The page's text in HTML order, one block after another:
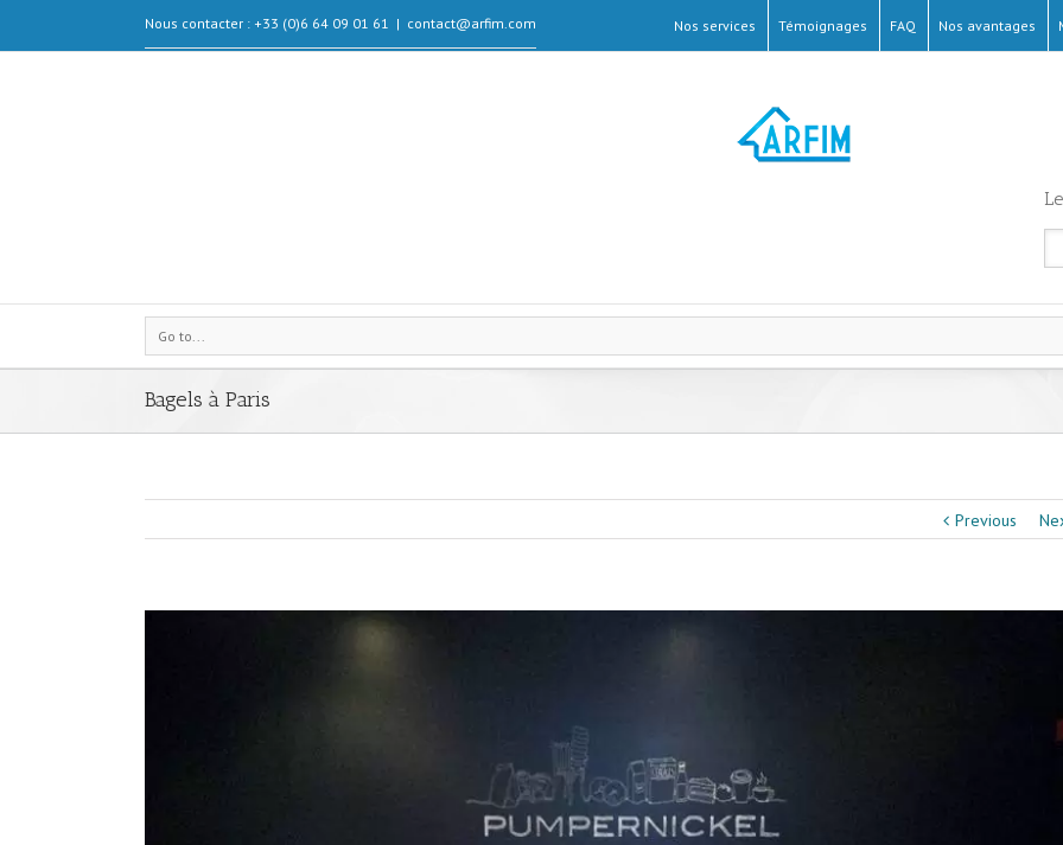
Nous contacter : +33 (0)6 64 09 01 61 | contact@arfim.com Nos services Témoignages FAQ Nos avantages
Go to...
Bagels à Paris
Previous